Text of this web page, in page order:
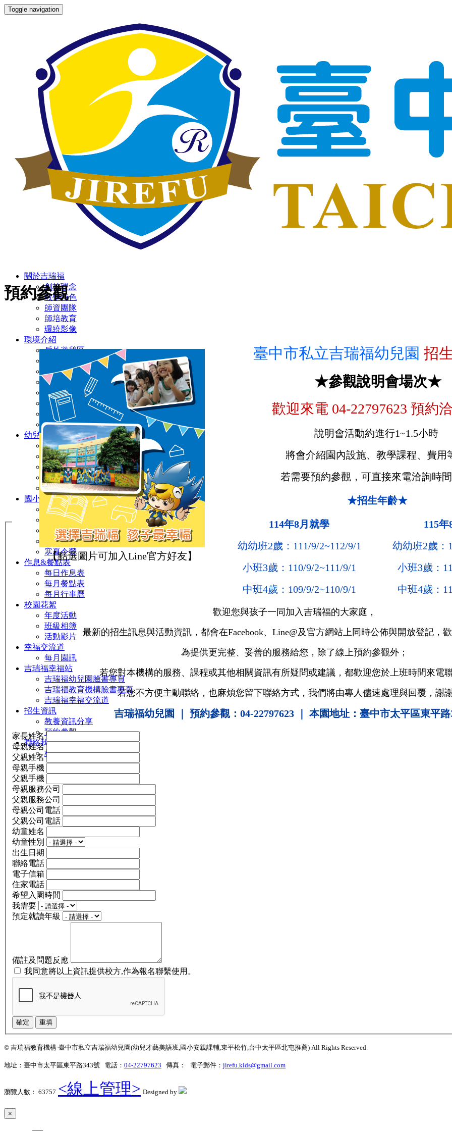
Toggle navigation
關於吉瑞福
創校理念
教學特色
師資團隊
師培教育
環繞影像
環境介紹
戶外遊憩區
戲水沙坑區
田園種植區
彩虹蝴蝶園
多元教室環境
廁所設施設備
無障礙設施/定期環境消毒
幼兒園
主題教學
品格教育
防震防災宣導
交通安全教育
節慶文化活動
國小部
菁英課輔
菁英美語
數學領域
私中衝刺
寒夏令營
作息&餐點表
每日作息表
每月餐點表
每月行事曆
校園花絮
年度活動
班級相簿
活動影片
幸福交流道
每月園訊
吉瑞福幸福站
吉瑞福幼兒園臉書專頁
吉瑞福教育機構臉書專頁
吉瑞福幸福交流道
招生資訊
教養資訊分享
預約參觀
聯絡我們
校園資料
預約參觀
【點選圖片可加入Line官方好友】
臺中市私立吉瑞福幼兒園招
★參觀說明會場次★
歡迎來電 04-22797623 預約
說明會活動約進行1~1.5小時
將會介紹園內設施、教學課程、費用
若需要預約參觀，可直接來電洽詢時間
★招生年齡★
114年8月就學
幼幼班2歲：111/9/2~112/9/1
小班3歲：110/9/2~111/9/1
中班4歲：109/9/2~110/9/1
115
幼幼班2歲：
小班3歲：
中班4歲：
歡迎您與孩子一同加入吉瑞福的大家庭，
最新的招生訊息與活動資訊，都會在Facebook、Line@及官方網站上同時公佈與開放登記，歡
為提供更完整、妥善的服務給您，除了線上預約參觀外；
若您對本機構的服務、課程或其他相關資訊有所疑問或建議，都歡迎您於上班時間來電聯
若您不方便主動聯絡，也麻煩您留下聯絡方式，我們將由專人儘速處理與回覆，謝謝
吉瑞福幼兒園 ｜ 預約參觀：04-22797623 本園地址：臺中市太平區東平路
家長姓名
母親姓名
父親姓名
母親手機
父親手機
母親服務公司
父親服務公司
母親公司電話
父親公司電話
幼童姓名
幼童性別
出生日期
聯絡電話
電子信箱
住家電話
希望入園時間
我需要
預定就讀年級
備註及問題反應
我同意將以上資訊提供校方,作為報名聯繫使用。
確定 重填
© 吉瑞福教育機構-臺中市私立吉瑞福幼兒園(幼兒才藝美語班,國小安親課輔,東平松竹,台中太平區北屯推薦) All Rights Reserved.
地址：臺中市太平區東平路343號 電話： 04-22797623 傳真： 電子郵件： jirefu.kids@gmail.com
瀏覽人數： 63757 <線上管理> Designed by
×